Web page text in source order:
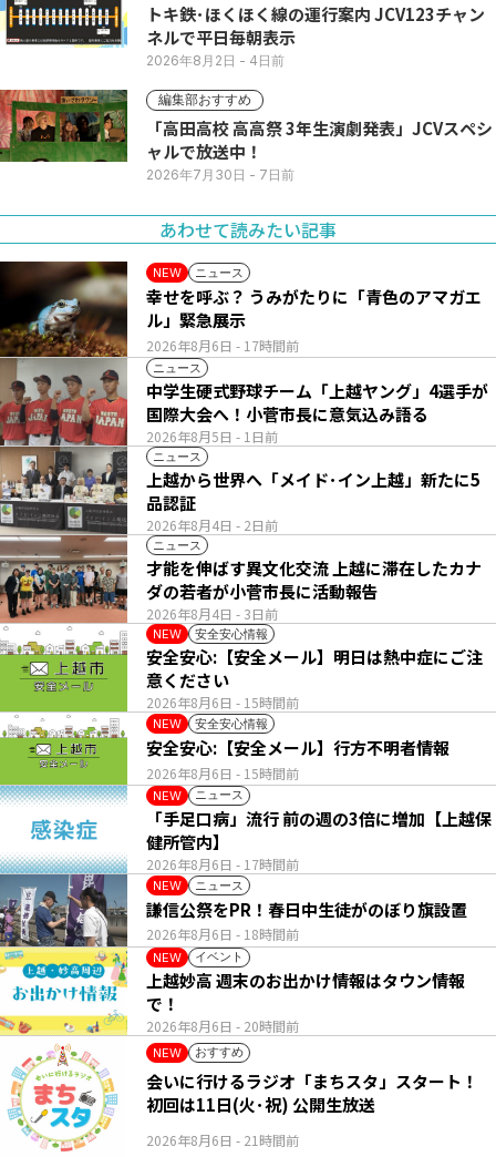
トキ鉄･ほくほく線の運行案内 JCV123チャン
ネルで平日毎朝表示
2026年8月2日 - 4日前
編集部おすすめ
「高田高校 高高祭 3年生演劇発表」JCVスペシ
ャルで放送中！
2026年7月30日 - 7日前
あわせて読みたい記事
NEW ニュース
2026年8月6日 - 17時間前
幸せを呼ぶ？ うみがたりに「青色のアマガエ
ル」緊急展示
ニュース
2026年8月5日 - 1日前
中学生硬式野球チーム「上越ヤング」4選手が
国際大会へ！小菅市長に意気込み語る
ニュース
2026年8月4日 - 2日前
上越から世界へ「メイド･イン上越」新たに5
品認証
ニュース
2026年8月4日 - 3日前
才能を伸ばす異文化交流 上越に滞在したカナ
ダの若者が小菅市長に活動報告
NEW 安全安心情報
2026年8月6日 - 15時間前
安全安心:【安全メール】明日は熱中症にご注
意ください
NEW 安全安心情報
2026年8月6日 - 15時間前
安全安心:【安全メール】行方不明者情報
NEW ニュース
2026年8月6日 - 17時間前
「手足口病」流行 前の週の3倍に増加【上越保
健所管内】
NEW ニュース
2026年8月6日 - 18時間前
謙信公祭をPR！春日中生徒がのぼり旗設置
NEW イベント
2026年8月6日 - 20時間前
上越妙高 週末のお出かけ情報はタウン情報
で！
NEW おすすめ
2026年8月6日 - 21時間前
会いに行けるラジオ「まちスタ」スタート！
初回は11日(火･祝) 公開生放送